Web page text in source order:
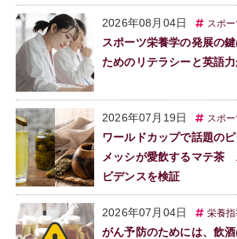
2026年08月04日 スポ
スポーツ栄養学の発展の
ためのリテラシーと英語
2026年07月19日 スポ
ワールドカップで話題の
メッシが愛飲するマテ茶
ビデンスを検証
2026年07月04日 栄養
がん予防のためには、飲